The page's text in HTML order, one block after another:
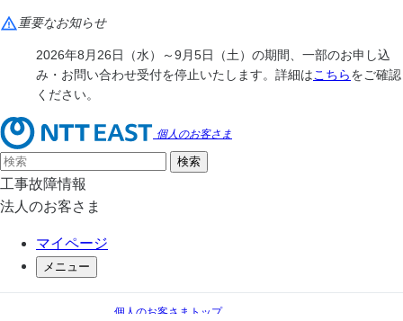
重要なお知らせ
2026年8月26日（水）～9月5日（土）の期間、一部のお申し込
み・お問い合わせ受付を停止いたします。詳細はこちらをご確認
ください。
個人のお客さま
工事故障情報
法人のお客さま
マイページ
メニュー
個人のお客さまトップ